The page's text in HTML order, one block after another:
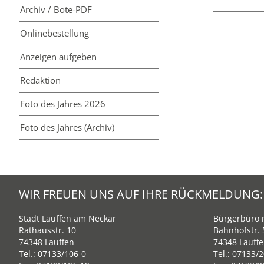
Archiv / Bote-PDF
Online­bestellung
Anzeigen aufgeben
Redaktion
Foto des Jahres 2026
Foto des Jahres (Archiv)
WIR FREUEN UNS AUF IHRE RÜCKMELDUNG:
Stadt Lauffen am Neckar
Rathausstr. 10
74348 Lauffen
Tel.: 07133/106-0
Bürgerbüro
Bahnhofstr.
74348
Tel.: 07133/